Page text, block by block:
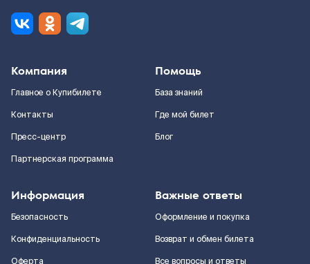
Компания
Главное о Купибилете
Контакты
Пресс-центр
Партнерская программа
Помощь
База знаний
Где мой билет
Блог
Информация
Безопасность
Конфиденциальность
Оферта
Важные ответы
Оформление и покупка
Возврат и обмен билета
Все вопросы и ответы